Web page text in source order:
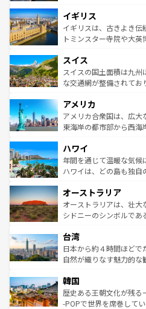
いる。シャンパンの発祥
香り高いラベンダー畑な
らに、パリ以外の地域
れる地方に足を運ぶとそ
きるだろう。 な
を参照してほしい。
顔を持つこの国は、どこ
ルリンの文化的活気、バ
してライン川沿いのワ
は、お酒好きな人にはぜひ体験
ドイツ情報はコンテンツ
イギリス
イギリスは、古きよき伝
トミンスター寺院や大
リアごとに異なる魅力が
ティー、ビール好きに
戦など、本場だからこそ
ンツ一覧を参照してほし
スイス
スイスの国土面積は九
な交通網が整備されてお
の建物がそのまま残る町
博物館もあり、アルプス
ことができる。国民の所
ば市内交通費無料で観光を楽
着のスイス情報はコンテ
アメリカ
アメリカ合衆国は、広大
東海岸の都市部から西海
のような巨大都市は、観
ンメントが詰まった刺激
西部には大自然が広がり
部のニューオーリンズで
文化が魅力。旅行者はア
しみながら、その多様性
ならではの贅沢な旅のスタイルだ。 なお
情報はコンテンツ一覧を
ハワイ
年間を通じて温暖な気候
ハワイは、どの島も独自
ワイ島は見逃せない。ま
島だが、静かな自然を求
おすすめ。エメラルドグ
れるおもてなしの心で訪
人々、おいしいローカル
ク、伝統的なフラダンス
ワイを、存分に味わってほしい。 なお、新
はコンテンツ一覧を参照
オーストラリア
オーストラリアは、壮大
シドニーのシンボルであ
リアリーフや大陸中央部
ク）、タスマニアの美し
ど、見どころがたくさん
いる。アクティビティも
ビング、ハイキングなど
い。オーストラリアの多
台湾
日本から約４時間ほどで
自然が織りなす魅力的な
ン）、静ひつな山岳地帯
と山間の静けさが共存し
驚きをもたらしてくれる
韓国
歴史ある王朝文化が残る
-POPで世界を席巻して